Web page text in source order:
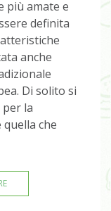
più amate e
definita
anche
Di solito si
la
quella che